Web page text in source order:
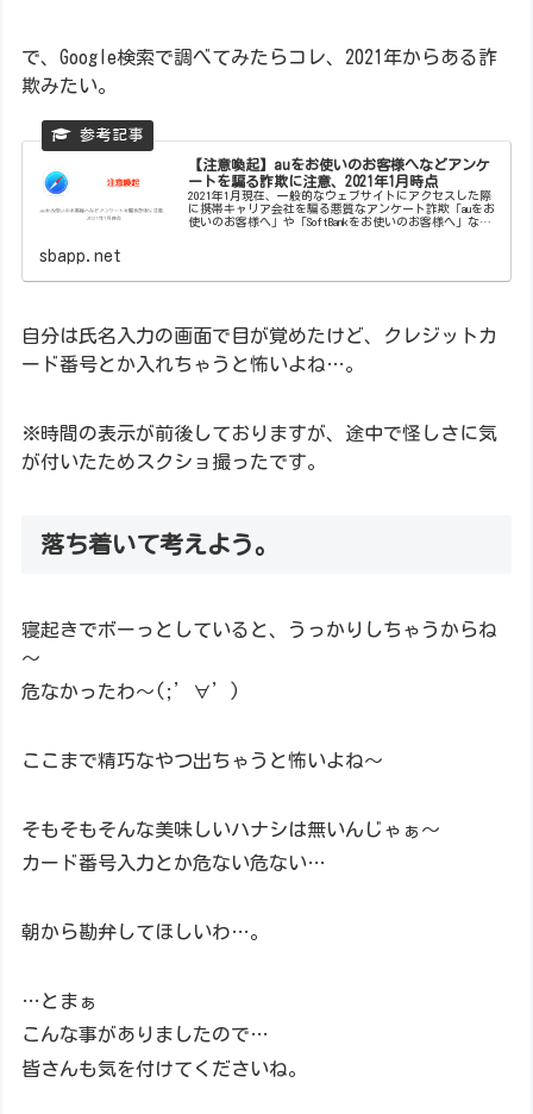
で、Google検索で調べてみたらコレ、2021年からある詐
欺みたい。
【注意喚起】auをお使いのお客様へなどアンケ
ートを騙る詐欺に注意、2021年1月時点
2021年1月現在、一般的なウェブサイトにアクセスした際
に携帯キャリア会社を騙る悪質なアンケート詐欺「auをお
使いのお客様へ」や「SoftBankをお使いのお客様へ」など
sbapp.net
自分は氏名入力の画面で目が覚めたけど、クレジットカ
ード番号とか入れちゃうと怖いよね…。
※時間の表示が前後しておりますが、途中で怪しさに気
が付いたためスクショ撮ったです。
落ち着いて考えよう。
寝起きでボーっとしていると、うっかりしちゃうからね
～
危なかったわ～(;’∀’)
ここまで精巧なやつ出ちゃうと怖いよね～
そもそもそんな美味しいハナシは無いんじゃぁ～
カード番号入力とか危ない危ない…
朝から勘弁してほしいわ…。
…とまぁ
こんな事がありましたので…
皆さんも気を付けてくださいね。